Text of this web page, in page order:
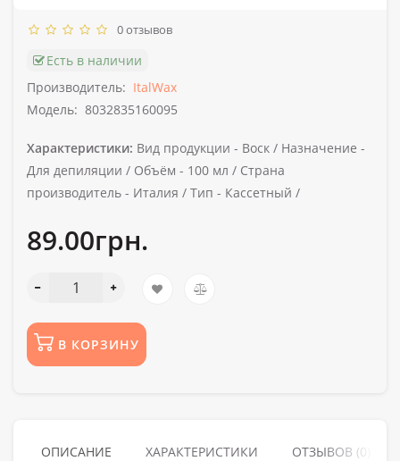
0 отзывов
Есть в наличии
Производитель: ItalWax
Модель: 8032835160095
Характеристики: Вид продукции - Воск / Назначение -
Для депиляции / Объём - 100 мл / Страна
производитель - Италия / Тип - Кассетный /
89.00грн.
В КОРЗИНУ
ОПИСАНИЕ ХАРАКТЕРИСТИКИ ОТЗЫВОВ (0)